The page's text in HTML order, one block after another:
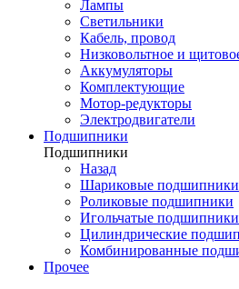
Лампы
Светильники
Кабель, провод
Низковольтное и
Аккумуляторы
Комплектующие
Мотор-редукторы
Электродвигатели
Подшипники
Подшипники
Назад
Шариковые подшипники
Роликовые подшипники
Игольчатые подшипники
Цилиндрические
Комбинированные
Прочее